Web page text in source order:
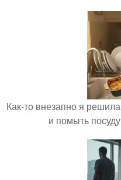
Как-то внезапно я
и помыть